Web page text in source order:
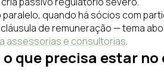
quando há sócios com
de remuneração — tema
assessorias e consultorias.
que precisa estar